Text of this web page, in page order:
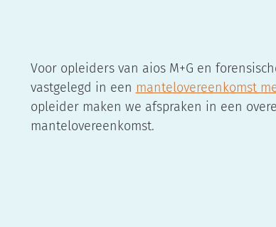
Voor opleiders van aios M+G en
vastgelegd in een mantelovereenkomst
opleider maken we afspraken in een
mantelovereenkomst.